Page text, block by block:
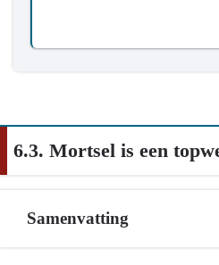
6.3. Mortsel is een
Samenvatting